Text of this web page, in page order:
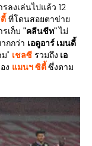
ลงเล่นไปแล้ว 12
ที่โดนสอยตาข่าย
เก็บ "คลีนชีท"ไม่
กกว่า เอดูอาร์ เมนดี้
" เชลซี รวมถึง เอ
ง แมนฯ ซิตี้ซึ่งตาม